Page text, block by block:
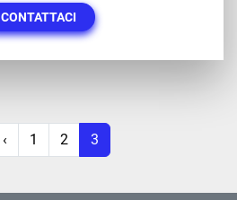
CONTATTACI
‹ 1 2 3